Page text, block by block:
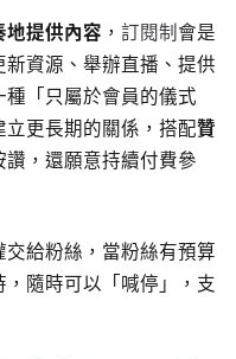
地提供內容 ， 訂閱制 會是
資源、舉辦直播、提供
「只屬於會員的儀式
更長期的關係，搭配贊
讚，還願意持續付費參
交給粉絲，當粉絲有預算
隨時可以「喊停」，支